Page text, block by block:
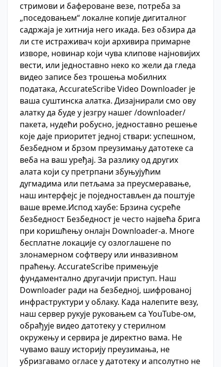
стримови и бафероване везе, потреба за
„поседовањем“ локалне копије дигиталног
садржаја је хитнија него икада. Без обзира да
ли сте истраживач који архивира примарне
изворе, новинар који чува клипове најновијих
вести, или једноставно неко ко жели да гледа
видео записе без трошења мобилних
података, AccurateScribe Video Downloader је
ваша суштинска алатка. Дизајнирали смо ову
алатку да буде у језгру нашег /downloader/
пакета, нудећи робусно, једноставно решење
које даје приоритет једној ствари: успешном,
безбедном и брзом преузимању датотеке са
веба на ваш уређај. За разлику од других
алата који су претрпани збуњујућим
дугмадима или петљама за преусмеравање,
наш интерфејс је поједностављен да поштује
ваше време.Испод хаубе: Брзина сусреће
безбедност Безбедност је често највећа брига
при коришћењу онлајн Downloader-а. Многе
бесплатне локације су озлоглашене по
злонамерном софтверу или инвазивном
праћењу. AccurateScribe примењује
фундаментално другачији приступ. Наш
Downloader ради на безбедној, шифрованој
инфраструктури у облаку. Када налепите везу,
наш сервер рукује руковањем са YouTube-ом,
обрађује видео датотеку у стерилном
окружењу и сервира је директно вама. Не
чувамо вашу историју преузимања, не
убризгавамо огласе у датотеку и апсолутно не